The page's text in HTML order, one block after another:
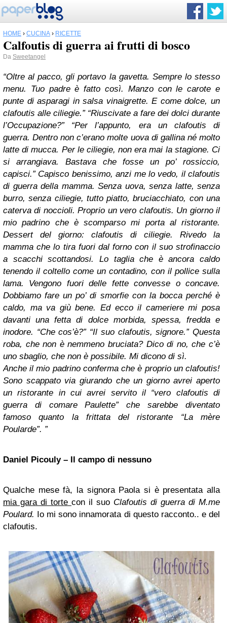
HOME › CUCINA › RICETTE
Calfoutis di guerra ai frutti di bosco
Da Sweetangel
“Oltre al pacco, gli portavo la gavetta. Sempre lo stesso
menu. Tuo padre è fatto così. Manzo con le carote e
punte di asparagi in salsa vinaigrette. E come dolce, un
clafoutis alle ciliegie.” “Riuscivate a fare dei dolci durante
l’Occupazione?” “Per l’appunto, era un clafoutis di
guerra. Dentro non c’erano molte uova di gallina né molto
latte di mucca. Per le ciliegie, non era mai la stagione. Ci
si arrangiava. Bastava che fosse un po’ rossiccio,
capisci.” Capisco benissimo, anzi me lo vedo, il clafoutis
di guerra della mamma. Senza uova, senza latte, senza
burro, senza ciliegie, tutto piatto, bruciacchiato, con una
caterva di noccioli. Proprio un vero clafoutis. Un giorno il
mio padrino che è scomparso mi porta al ristorante.
Dessert del giorno: clafoutis di ciliegie. Rivedo la
mamma che lo tira fuori dal forno con il suo strofinaccio
a scacchi scottandosi. Lo taglia che è ancora caldo
tenendo il coltello come un contadino, con il pollice sulla
lama. Vengono fuori delle fette convesse o concave.
Dobbiamo fare un po’ di smorfie con la bocca perché è
caldo, ma va giù bene. Ed ecco il cameriere mi posa
davanti una fetta di dolce morbida, spessa, fredda e
inodore. “Che cos’è?” “Il suo clafoutis, signore.” Questa
roba, che non è nemmeno bruciata? Dico di no, che c’è
uno sbaglio, che non è possibile. Mi dicono di sì.
Anche il mio padrino conferma che è proprio un clafoutis!
Sono scappato via giurando che un giorno avrei aperto
un ristorante in cui avrei servito il “vero clafoutis di
guerra di comare Paulette” che sarebbe diventato
famoso quanto la frittata del ristorante “La mère
Poularde”. ”
Daniel Picouly – Il campo di nessuno
Qualche mese fà, la signora Paola si è presentata alla
mia gara di torte con il suo Clafoutis di guerra di M.me
Poulard. Io mi sono innamorata di questo racconto.. e del
clafoutis.